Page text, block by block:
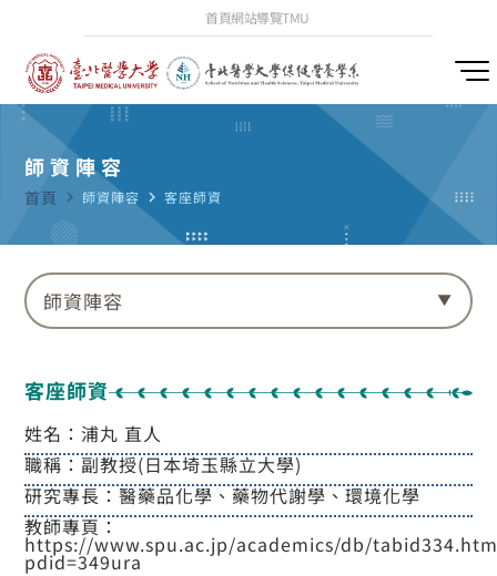
首頁網站導覽TMU
師資陣容
首頁 navigate_next 師資陣容 navigate_next 客座師資
師資陣容
客座師資
姓名：浦丸 直人
職稱：副教授(日本埼玉縣立大學)
研究專長：醫藥品化學、藥物代謝學、環境化學
教師專頁：
https://www.spu.ac.jp/academics/db/
pdid=349ura